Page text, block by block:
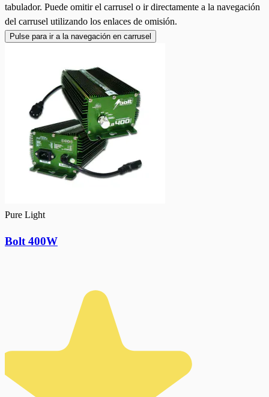
tabulador. Puede omitir el carrusel o ir directamente a la navegación
del carrusel utilizando los enlaces de omisión.
Pulse para ir a la navegación en carrusel
Pure Light
Bolt 400W